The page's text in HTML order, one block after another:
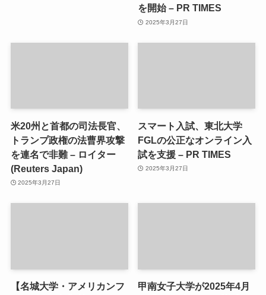
を開始 – PR TIMES
2025年3月27日
米20州と首都の司法長官、
トランプ政権の法曹界攻撃
を連名で非難 – ロイター
(Reuters Japan)
2025年3月27日
スマート入試、東北大学
FGLの公正なオンライン入
試を支援 – PR TIMES
2025年3月27日
【名城大学・アメリカンフ
甲南女子大学が2025年4月